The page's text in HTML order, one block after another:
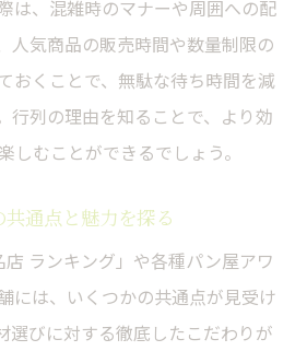
は、混雑時のマナーや周囲への配
人気商品の販売時間や数量制限の
おくことで、無駄な待ち時間を減
行列の理由を知ることで、より効
しむことができるでしょう。
通点と魅力を探る
店 ランキング」や各種パン屋アワ
には、いくつかの共通点が見受け
選びに対する徹底したこだわりが